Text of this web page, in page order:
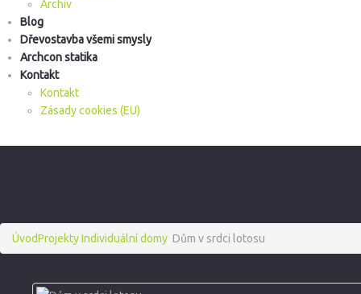
Archiv
Blog
Dřevostavba všemi smysly
Archcon statika
Kontakt
Kontakt
Zásady cookies (EU)
ÚvodProjektyIndividuální domy Dům v srdci lotosu